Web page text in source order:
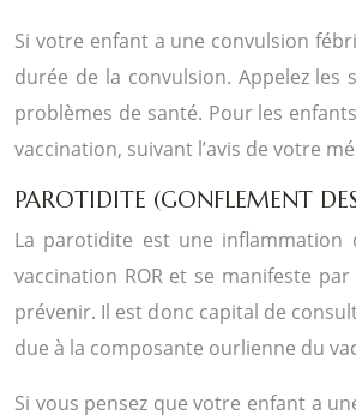
Si votre enfant a une convulsion
durée de la convulsion. Appelez
problèmes de santé. Pour les
vaccination, suivant l’avis de votre
PAROTIDITE (GONFLEMENT
La parotidite est une inflammation
vaccination ROR et se manifeste
prévenir. Il est donc capital de
due à la composante ourlienne du
Si vous pensez que votre enfant a